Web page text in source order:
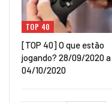
TOP 40
[TOP 40] O que estão
jogando? 28/09/2020 a
04/10/2020